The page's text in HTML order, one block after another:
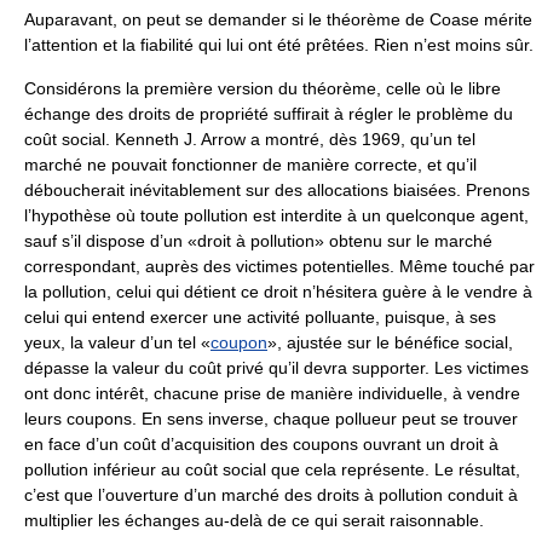
Auparavant, on peut se demander si le théorème de Coase mérite
l’attention et la fiabilité qui lui ont été prêtées. Rien n’est moins sûr.
Considérons la première version du théorème, celle où le libre
échange des droits de propriété suffirait à régler le problème du
coût social. Kenneth J. Arrow a montré, dès 1969, qu’un tel
marché ne pouvait fonctionner de manière correcte, et qu’il
déboucherait inévitablement sur des allocations biaisées. Prenons
l’hypothèse où toute pollution est interdite à un quelconque agent,
sauf s’il dispose d’un «droit à pollution» obtenu sur le marché
correspondant, auprès des victimes potentielles. Même touché par
la pollution, celui qui détient ce droit n’hésitera guère à le vendre à
celui qui entend exercer une activité polluante, puisque, à ses
yeux, la valeur d’un tel «coupon», ajustée sur le bénéfice social,
dépasse la valeur du coût privé qu’il devra supporter. Les victimes
ont donc intérêt, chacune prise de manière individuelle, à vendre
leurs coupons. En sens inverse, chaque pollueur peut se trouver
en face d’un coût d’acquisition des coupons ouvrant un droit à
pollution inférieur au coût social que cela représente. Le résultat,
c’est que l’ouverture d’un marché des droits à pollution conduit à
multiplier les échanges au-delà de ce qui serait raisonnable.